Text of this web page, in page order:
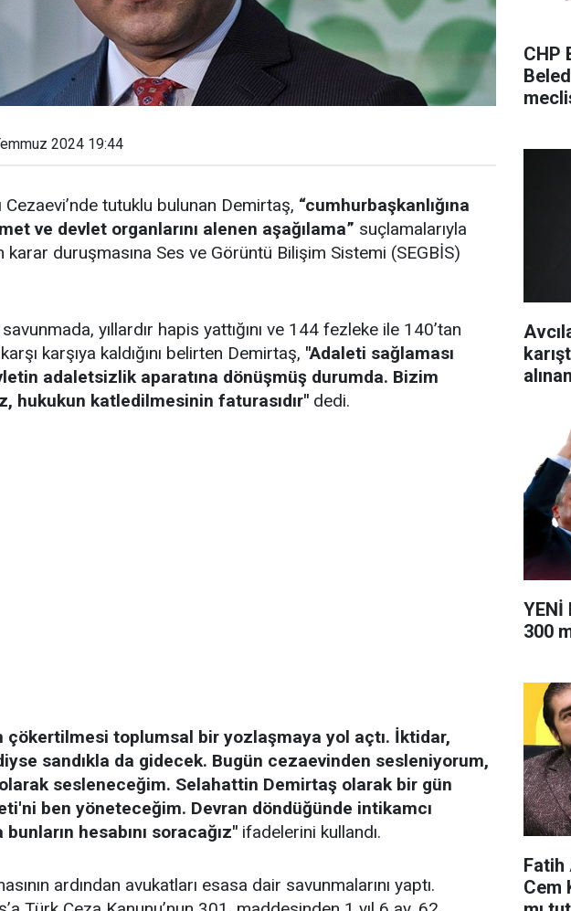
2024 19:44
Cezaevi’nde tutuklu bulunan Demirtaş, “cumhurbaşkanlığına
ve devlet organlarını alenen aşağılama” suçlamalarıyla
karar duruşmasına Ses ve Görüntü Bilişim Sistemi (SEGBİS)
yıllardır hapis yattığını ve 144 fezleke ile 140’tan
karşıya kaldığını belirten Demirtaş, "Adaleti sağlaması
adaletsizlik aparatına dönüşmüş durumda. Bizim
hukukun katledilmesinin faturasıdır" dedi.
çökertilmesi toplumsal bir yozlaşmaya yol açtı. İktidar,
sandıkla da gidecek. Bugün cezaevinden sesleniyorum,
sesleneceğim. Selahattin Demirtaş olarak bir gün
ben yöneteceğim. Devran döndüğünde intikamcı
hesabını soracağız" ifadelerini kullandı.
ardından avukatları esasa dair savunmalarını yaptı.
CHP
YENİ
300
Fatih
Cem